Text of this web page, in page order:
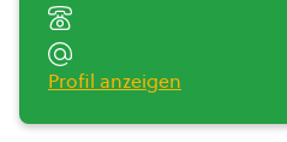
Profil anzeigen